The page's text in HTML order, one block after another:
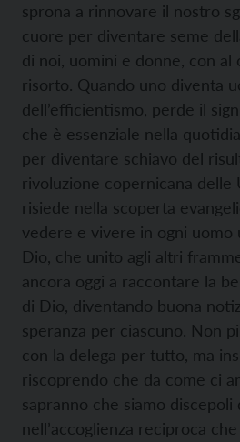
sprona a rinnovare il nostro
cuore per diventare seme
di noi, uomini e donne, con al
risorto. Quando uno diventa
dell’efficientismo, perde il
che è essenziale nella
per diventare schiavo del
rivoluzione copernicana delle
risiede nella scoperta
vedere e vivere in ogni uomo
Dio, che unito agli altri
ancora oggi a raccontare la
di Dio, diventando buona
speranza per ciascuno. Non
con la delega per tutto, ma
riscoprendo che da come ci
sapranno che siamo discepoli
nell’accoglienza reciproca